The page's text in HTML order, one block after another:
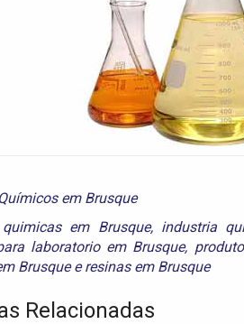
em Brusque
em Brusque, industria
laboratorio em Brusque,
Brusqueeresinas em Brusque
Relacionadas